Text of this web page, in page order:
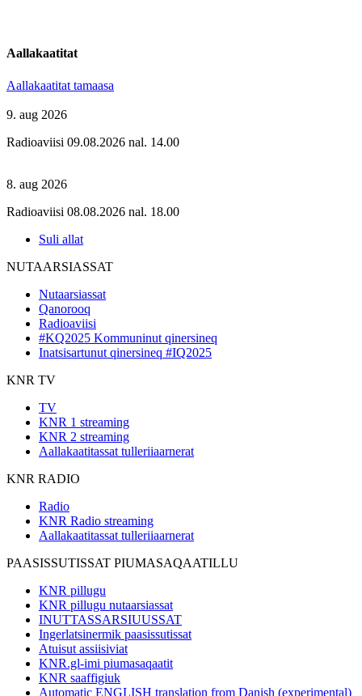
Aallakaatitat
Aallakaatitat tamaasa
9. aug 2026
Radioaviisi 09.08.2026 nal. 14.00
8. aug 2026
Radioaviisi 08.08.2026 nal. 18.00
Suli allat
NUTAARSIASSAT
Nutaarsiassat
Qanorooq
Radioaviisi
#KQ2025 Kommuninut qinersineq
Inatsisartunut qinersineq #IQ2025
KNR TV
TV
KNR 1 streaming
KNR 2 streaming
Aallakaatitassat tulleriiaarnerat
KNR RADIO
Radio
KNR Radio streaming
Aallakaatitassat tulleriiaarnerat
PAASISSUTISSAT PIUMASAQAATILLU
KNR pillugu
KNR pillugu nutaarsiassat
INUTTASSARSIUUSSAT
Ingerlatsinermik paasissutissat
Atuisut assiisiviat
KNR.gl-imi piumasaqaatit
KNR saaffigiuk
Automatic ENGLISH translation from Danish (experimental)